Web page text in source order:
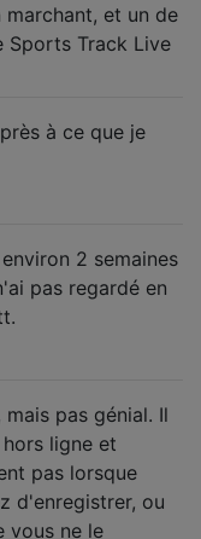
marchant, et un de
Sports Track Live
à ce que je
2 semaines
pas regardé en
pas génial. Il
ligne et
pas lorsque
d'enregistrer, ou
vous ne le